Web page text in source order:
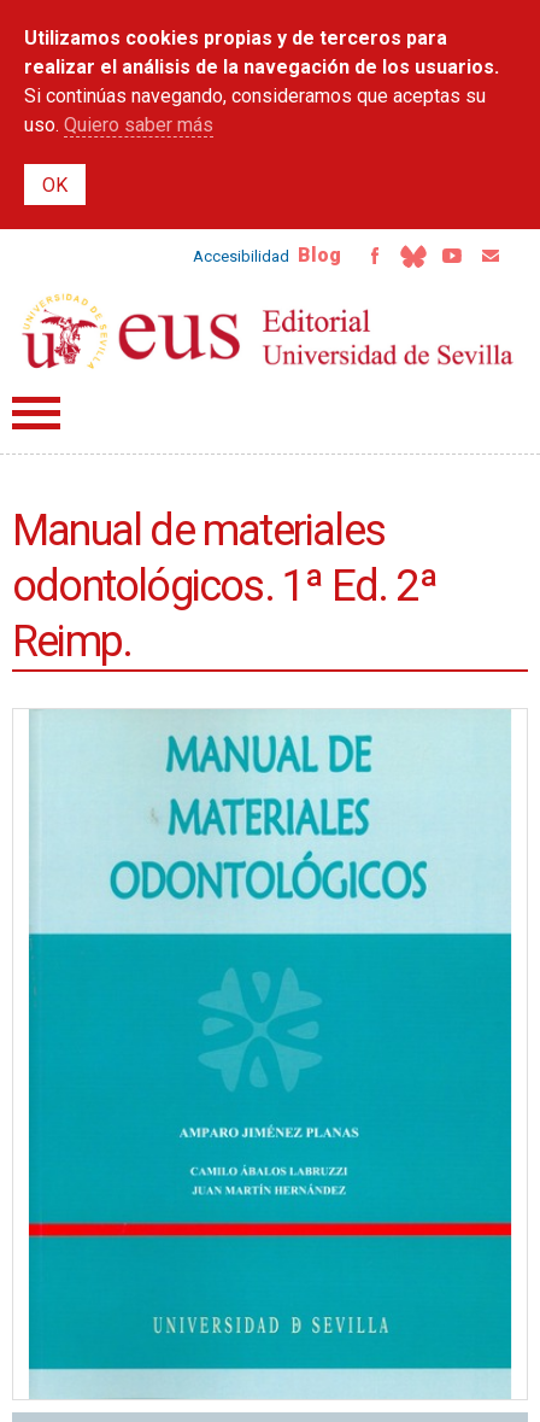
contenido
principal
Utilizamos cookies propias y de terceros para
realizar el análisis de la navegación de los usuarios.
Si continúas navegando, consideramos que aceptas su
uso. Quiero saber más
Accesibilidad Blog
Manual de materiales
odontológicos. 1ª Ed. 2ª
Reimp.